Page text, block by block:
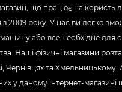
що працює на користь
з 2009 року. У нас ви легко
або все необхідне для
Наші фізичні магазини
Чернівцях та Хмельницькому.
у даному інтернет-